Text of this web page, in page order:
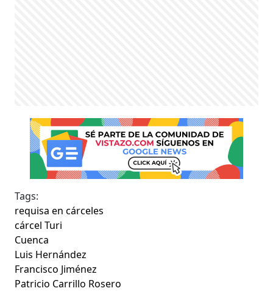
Tags:
requisa en cárceles
cárcel Turi
Cuenca
Luis Hernández
Francisco Jiménez
Patricio Carrillo Rosero